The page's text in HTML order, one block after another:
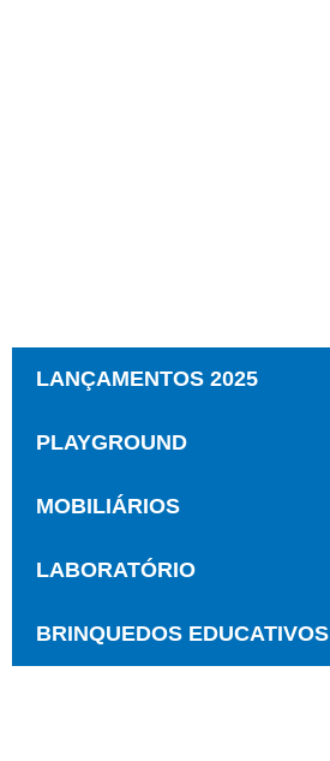
LANÇAMENTOS 2025
PLAYGROUND
MOBILIÁRIOS
LABORATÓRIO
BRINQUEDOS EDUCATIVOS